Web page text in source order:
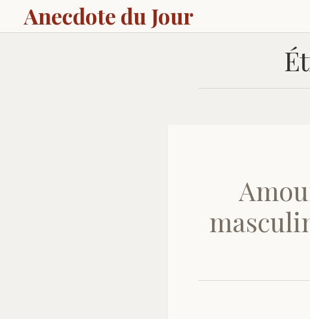
Anecdote du Jour